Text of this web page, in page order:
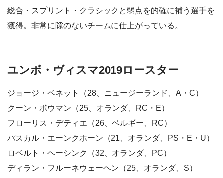
総合・スプリント・クラシックと弱点を的確に補う選手を
獲得。非常に隙のないチームに仕上がっている。
ユンボ・ヴィスマ2019ロースター
ジョージ・ベネット（28、ニュージーランド、A・C）
クーン・ボウマン（25、オランダ、RC・E）
フローリス・デティエ（26、ベルギー、RC）
パスカル・エーンクホーン（21、オランダ、PS・E・U）
ロベルト・ヘーシンク（32、オランダ、PC）
ディラン・フルーネウェーヘン（25、オランダ、S）